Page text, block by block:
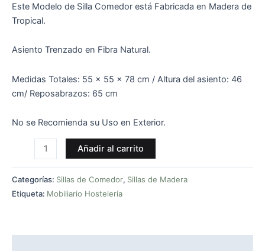
Este Modelo de Silla Comedor está Fabricada en Madera de
Tropical.
Asiento Trenzado en Fibra Natural.
Medidas Totales: 55 x 55 x 78 cm / Altura del asiento: 46
cm/ Reposabrazos: 65 cm
No se Recomienda su Uso en Exterior.
Añadir al carrito
Categorías: Sillas de Comedor, Sillas de Madera
Etiqueta: Mobiliario Hostelería